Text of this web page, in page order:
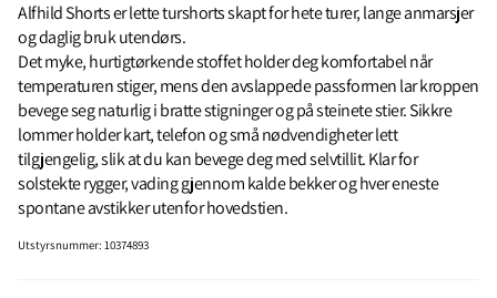
Alfhild Shorts er lette turshorts skapt for hete turer, lange anmarsjer
og daglig bruk utendørs.
Det myke, hurtigtørkende stoffet holder deg komfortabel når
temperaturen stiger, mens den avslappede passformen lar kroppen
bevege seg naturlig i bratte stigninger og på steinete stier. Sikkre
lommer holder kart, telefon og små nødvendigheter lett
tilgjengelig, slik at du kan bevege deg med selvtillit. Klar for
solstekte rygger, vading gjennom kalde bekker og hver eneste
spontane avstikker utenfor hovedstien.
Utstyrsnummer:10374893